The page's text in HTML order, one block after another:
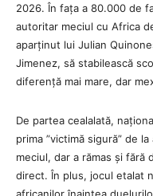
2026. În fața a 80.000 de
autoritar meciul cu Africa
aparținut lui Julian
Jimenez, să stabilească
diferență mai mare, dar
De partea cealalată,
prima ”victimă sigură” de
meciul, dar a rămas și fără
direct. În plus, jocul etalat
africanilor înaintea